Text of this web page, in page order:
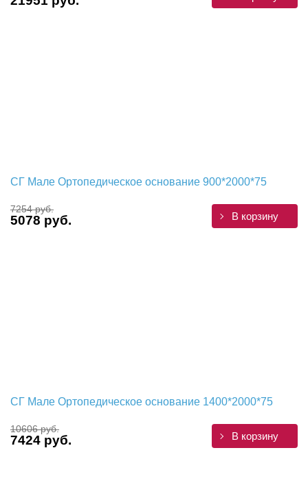
СГ Мале Ортопедическое основание 900*2000*75
7254 руб.
5078 руб. В корзину
СГ Мале Ортопедическое основание 1400*2000*75
10606 руб.
7424 руб. В корзину